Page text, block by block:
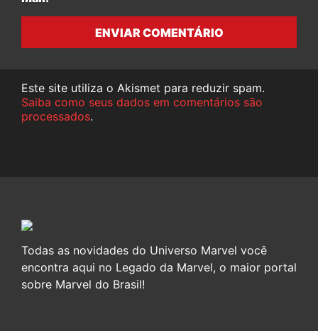
ENVIAR COMENTÁRIO
Este site utiliza o Akismet para reduzir spam.
Saiba como seus dados em comentários são
processados.
Todas as novidades do Universo Marvel você
encontra aqui no Legado da Marvel, o maior portal
sobre Marvel do Brasil!